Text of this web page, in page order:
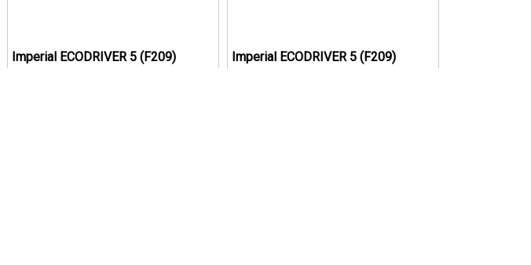
Imperial ECODRIVER 5 (F209)
Imperial ECODRIVER 5 (F209)